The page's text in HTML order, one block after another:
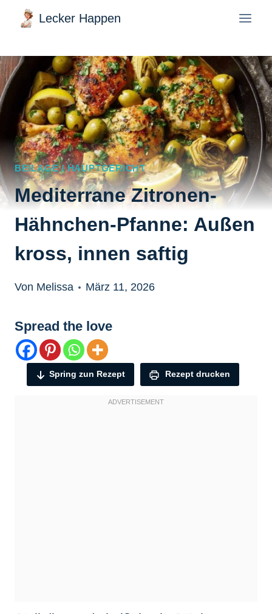
Zum
Inhalt
springen
Lecker Happen
BEILAGE / HAUPTGERICHT
Mediterrane Zitronen-
Hähnchen-Pfanne: Außen
kross, innen saftig
Von Melissa März 11, 2026
Spread the love
Spring zun Rezept Rezept drucken